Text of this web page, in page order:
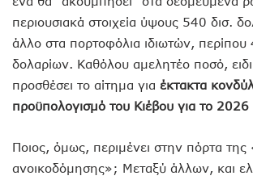
περιουσιακά στοιχεία ύψους 540 δισ.
άλλο στα πορτοφόλια ιδιωτών, περίπου
δολαρίων. Καθόλου αμελητέο ποσό,
προσθέσει το αίτημα για έκτακτα
προϋπολογισμό του Κιέβου για το
Ποιος, όμως, περιμένει στην πόρτα της
ανοικοδόμησης»; Μεταξύ άλλων, και